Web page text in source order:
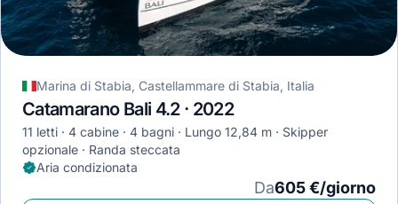
Marina di Stabia, Castellammare di Stabia, Italia
Catamarano Bali 4.2 · 2022
11 letti 4 cabine 4 bagni Lungo 12,84 m
Skipper
opzionale
Randa steccata
Aria condizionata
Da605 €/giorno